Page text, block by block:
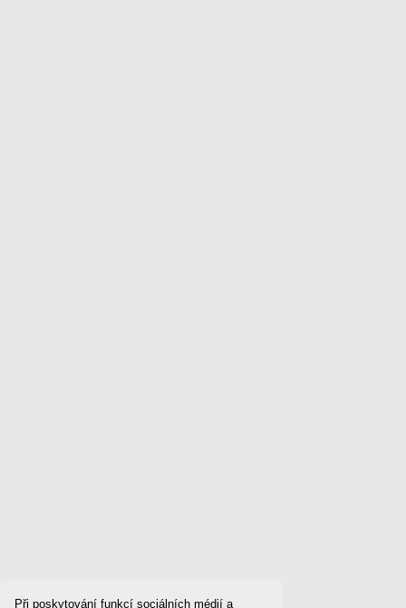
Při poskytování funkcí sociálních médií a